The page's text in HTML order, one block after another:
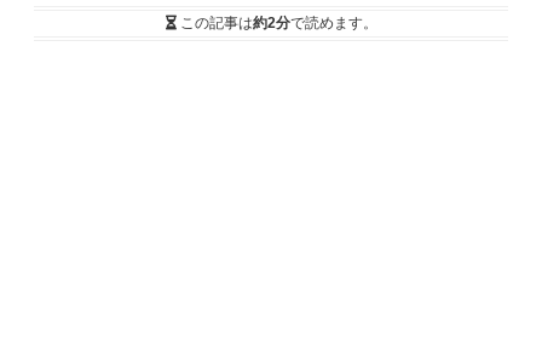
この記事は約2分で読めます。